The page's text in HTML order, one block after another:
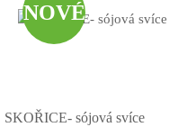
NOVÉ
SKOŘICE- sójová svíce